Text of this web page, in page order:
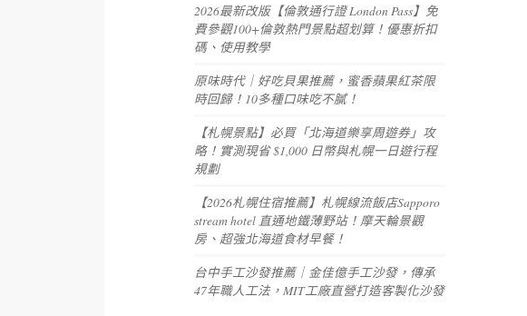
2026最新改版【倫敦通行證 London Pass】免
費參觀100+倫敦熱門景點超划算！優惠折扣
碼、使用教學
原味時代｜好吃貝果推薦，蜜香蘋果紅茶限
時回歸！10多種口味吃不膩！
【札幌景點】必買「北海道樂享周遊券」攻
略！實測現省 $1,000 日幣與札幌一日遊行程
規劃
【2026札幌住宿推薦】札幌線流飯店Sapporo
stream hotel 直通地鐵薄野站！摩天輪景觀
房、超強北海道食材早餐！
台中手工沙發推薦｜金佳億手工沙發，傳承
47年職人工法，MIT工廠直營打造客製化沙發